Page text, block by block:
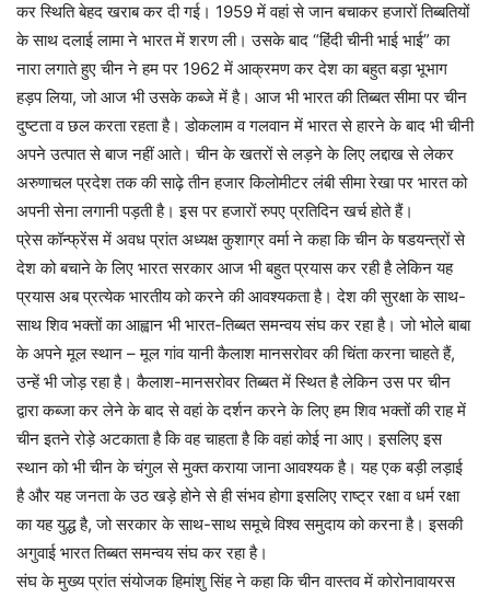
कर स्थिति बेहद खराब कर दी गई। 1959 में वहां से जान बचाकर हजारों तिब्बतियों
के साथ दलाई लामा ने भारत में शरण ली। उसके बाद “हिंदी चीनी भाई भाई” का
नारा लगाते हुए चीन ने हम पर 1962 में आक्रमण कर देश का बहुत बड़ा भूभाग
हड़प लिया, जो आज भी उसके कब्जे में है। आज भी भारत की तिब्बत सीमा पर चीन
दुष्टता व छल करता रहता है। डोकलाम व गलवान में भारत से हारने के बाद भी चीनी
अपने उत्पात से बाज नहीं आते। चीन के खतरों से लड़ने के लिए लद्दाख से लेकर
अरुणाचल प्रदेश तक की साढ़े तीन हजार किलोमीटर लंबी सीमा रेखा पर भारत को
अपनी सेना लगानी पड़ती है। इस पर हजारों रुपए प्रतिदिन खर्च होते हैं।
प्रेस कॉन्फ्रेंस में अवध प्रांत अध्यक्ष कुशाग्र वर्मा ने कहा कि चीन के षडयन्त्रों से
देश को बचाने के लिए भारत सरकार आज भी बहुत प्रयास कर रही है लेकिन यह
प्रयास अब प्रत्येक भारतीय को करने की आवश्यकता है। देश की सुरक्षा के साथ-
साथ शिव भक्तों का आह्वान भी भारत-तिब्बत समन्वय संघ कर रहा है। जो भोले बाबा
के अपने मूल स्थान – मूल गांव यानी कैलाश मानसरोवर की चिंता करना चाहते हैं,
उन्हें भी जोड़ रहा है। कैलाश-मानसरोवर तिब्बत में स्थित है लेकिन उस पर चीन
द्वारा कब्जा कर लेने के बाद से वहां के दर्शन करने के लिए हम शिव भक्तों की राह में
चीन इतने रोड़े अटकाता है कि वह चाहता है कि वहां कोई ना आए। इसलिए इस
स्थान को भी चीन के चंगुल से मुक्त कराया जाना आवश्यक है। यह एक बड़ी लड़ाई
है और यह जनता के उठ खड़े होने से ही संभव होगा इसलिए राष्ट्र रक्षा व धर्म रक्षा
का यह युद्ध है, जो सरकार के साथ-साथ समूचे विश्व समुदाय को करना है। इसकी
अगुवाई भारत तिब्बत समन्वय संघ कर रहा है।
संघ के मुख्य प्रांत संयोजक हिमांशु सिंह ने कहा कि चीन वास्तव में कोरोनावायरस